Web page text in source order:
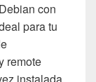
con
para tu
remote